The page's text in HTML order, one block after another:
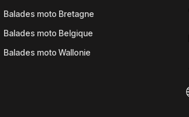
Balades moto Bretagne
Balades moto Belgique
Balades moto Wallonie